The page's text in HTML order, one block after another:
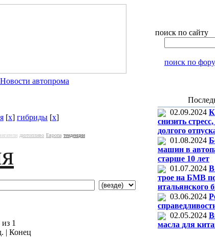
поиск по сайту
поиск по
Новости автопрома
[x] гибриды [x]
дизтопливо Европа тенденции
1
| Конец
02.09.2024
снизить
долгого
01.08.2024
машин в
старше 10 лет
01.07.2024 В
трое на БМВ
итальянского
03.06.2024
02.05.2024
масла для